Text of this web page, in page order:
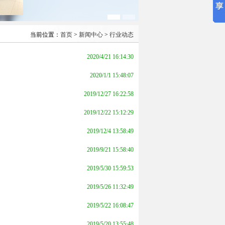
当前位置： 首页 > 新闻中心 > 行业动态
2020/4/21 16:14:30
2020/1/1 15:48:07
2019/12/27 16:22:58
2019/12/22 15:12:29
2019/12/4 13:58:49
2019/9/21 15:58:40
2019/5/30 15:59:53
2019/5/26 11:32:49
2019/5/22 16:08:47